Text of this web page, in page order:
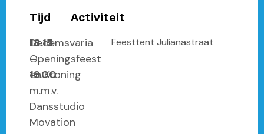
Tijd
Activiteit
18.15
–
19.00
Dedemsvaria
Openingsfeest
en Kroning
m.m.v.
Dansstudio
Movation
Feesttent Julianastraat